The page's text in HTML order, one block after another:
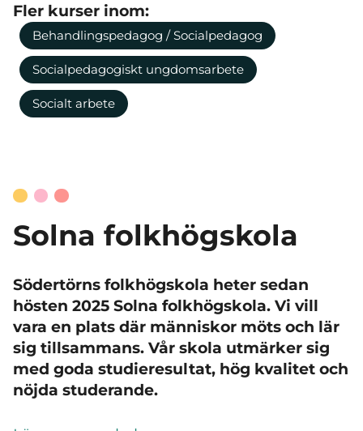
Fler kurser inom:
Behandlingspedagog / Socialpedagog
Socialpedagogiskt ungdomsarbete
Socialt arbete
Solna folkhögskola
Södertörns folkhögskola heter sedan
hösten 2025 Solna folkhögskola. Vi vill
vara en plats där människor möts och lär
sig tillsammans. Vår skola utmärker sig
med goda studieresultat, hög kvalitet och
nöjda studerande.